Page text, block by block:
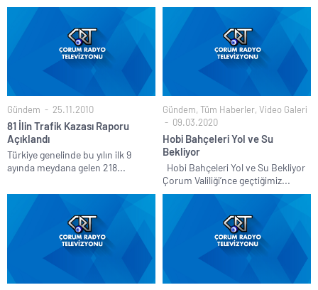
Gündem 25.11.2010
81 İlin Trafik Kazası Raporu
Açıklandı
Türkiye genelinde bu yılın ilk 9
ayında meydana gelen 218...
Gündem, Tüm Haberler, Video Galeri
09.03.2020
Hobi Bahçeleri Yol ve Su
Bekliyor
Hobi Bahçeleri Yol ve Su Bekliyor
Çorum Valiliği’nce geçtiğimiz...